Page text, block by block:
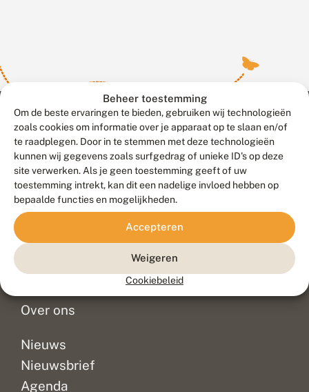
Beheer toestemming
Om de beste ervaringen te bieden, gebruiken wij technologieën
zoals cookies om informatie over je apparaat op te slaan en/of
te raadplegen. Door in te stemmen met deze technologieën
kunnen wij gegevens zoals surfgedrag of unieke ID's op deze
site verwerken. Als je geen toestemming geeft of uw
toestemming intrekt, kan dit een nadelige invloed hebben op
bepaalde functies en mogelijkheden.
Accepteren
Weigeren
Cookiebeleid
Contact
Veelgestelde vragen
Doneer
Over ons
Nieuws
Nieuwsbrief
Agenda
Meld waarnemingen© 2026 Vlinderstichting
Duurzaam ontwikkeld door
Go2People
, ontworpen door
Blue Field Agency
Privacy
Disclaimer
Sitemap